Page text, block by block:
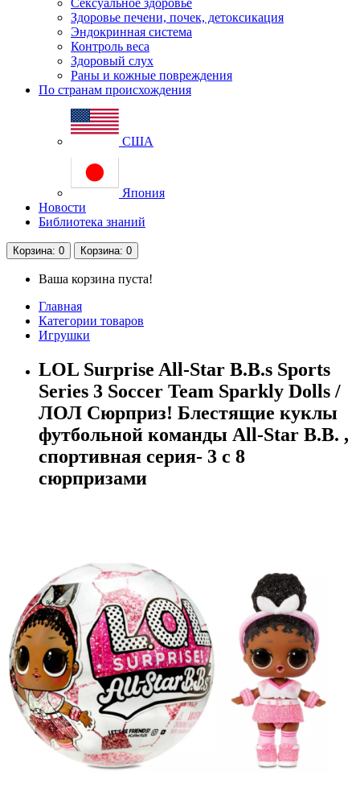
Сексуальное здоровье
Здоровье печени, почек, детоксикация
Эндокринная система
Контроль веса
Здоровый слух
Раны и кожные повреждения
По странам происхождения
США
Япония
Новости
Библиотека знаний
Корзина: 0 Корзина: 0
Ваша корзина пуста!
Главная
Категории товаров
Игрушки
LOL Surprise All-Star B.B.s Sports
Series 3 Soccer Team Sparkly Dolls /
ЛОЛ Сюрприз! Блестящие куклы
футбольной команды All-Star B.B. ,
спортивная серия- 3 с 8
сюрпризами